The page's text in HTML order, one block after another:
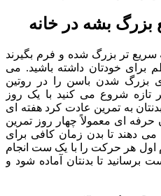
بزرگ بشه در خانه
سریع تر بزرگ شده و فرم بگیرند
برای خودتان داشته باشید. می
بزرگ شدن باسن را در روتین
تازه شروع می کنید با یک روز
به تمرین عادت کرد هفته ای
حرفه ای معمولاً چهار روز تمرین
دهند تا بدن زمان کافی برای
اول هر حرکت را با یک ست انجام
برسانید تا بدنتان آماده شود و